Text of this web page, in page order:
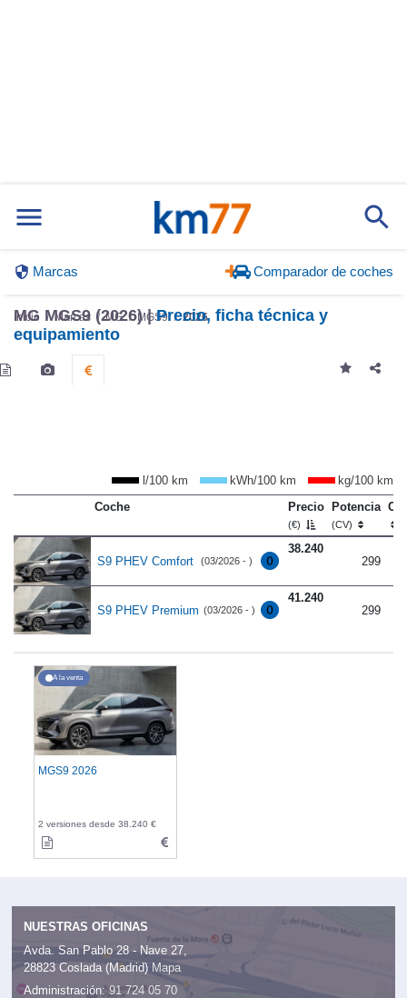
Marcas Comparador de coches
Inicio Marcas MG MGS9 2026
MG MGS9 (2026) |Precio, ficha técnica y
equipamiento
l/100 km kWh/100 km
kg/100 km
Coche
Precio
(€)
Potencia
(CV)
S9 PHEV Comfort (03/2026 - )
38.240
299
S9 PHEV Premium (03/2026 - )
41.240
299
A la venta
MGS9 2026
2 versiones desde 38.240 €
NUESTRAS OFICINAS
Avda. San Pablo 28 - Nave 27,
28823 Coslada (Madrid) Mapa
Administración: 91 724 05 70